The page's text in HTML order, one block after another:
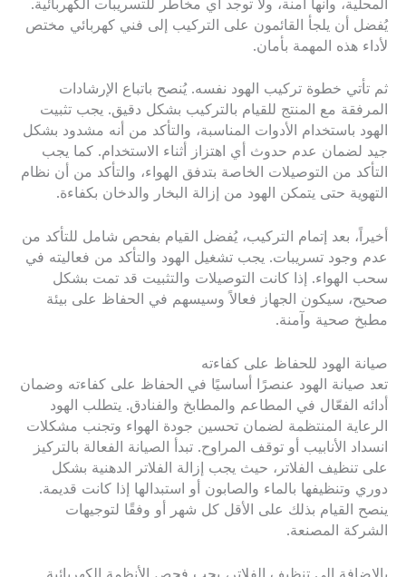
المحلية، وأنها آمنة، ولا توجد أي مخاطر للتسريبات الكهربائية.
يُفضل أن يلجأ القائمون على التركيب إلى فني كهربائي مختص
لأداء هذه المهمة بأمان.
ثم تأتي خطوة تركيب الهود نفسه. يُنصح باتباع الإرشادات
المرفقة مع المنتج للقيام بالتركيب بشكل دقيق. يجب تثبيت
الهود باستخدام الأدوات المناسبة، والتأكد من أنه مشدود بشكل
جيد لضمان عدم حدوث أي اهتزاز أثناء الاستخدام. كما يجب
التأكد من التوصيلات الخاصة بتدفق الهواء، والتأكد من أن نظام
التهوية حتى يتمكن الهود من إزالة البخار والدخان بكفاءة.
أخيراً، بعد إتمام التركيب، يُفضل القيام بفحص شامل للتأكد من
عدم وجود تسريبات. يجب تشغيل الهود والتأكد من فعاليته في
سحب الهواء. إذا كانت التوصيلات والتثبيت قد تمت بشكل
صحيح، سيكون الجهاز فعالاً وسيسهم في الحفاظ على بيئة
مطبخ صحية وآمنة.
صيانة الهود للحفاظ على كفاءته
تعد صيانة الهود عنصرًا أساسيًا في الحفاظ على كفاءته وضمان
أدائه الفعّال في المطاعم والمطابخ والفنادق. يتطلب الهود
الرعاية المنتظمة لضمان تحسين جودة الهواء وتجنب مشكلات
انسداد الأنابيب أو توقف المراوح. تبدأ الصيانة الفعالة بالتركيز
على تنظيف الفلاتر، حيث يجب إزالة الفلاتر الدهنية بشكل
دوري وتنظيفها بالماء والصابون أو استبدالها إذا كانت قديمة.
ينصح القيام بذلك على الأقل كل شهر أو وفقًا لتوجيهات
الشركة المصنعة.